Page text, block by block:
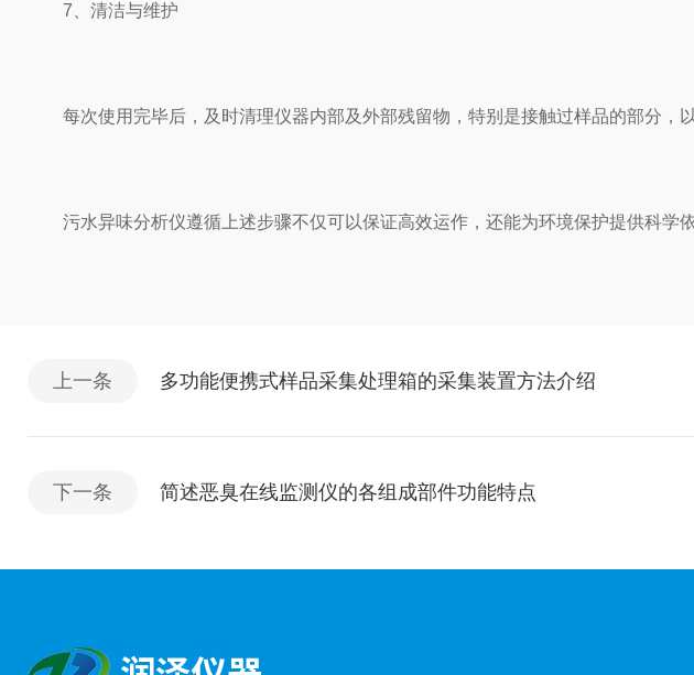
7、清洁与维护
每次使用完毕后，及时清理仪器内部及外部残留物，特别是接触过样品的部分，
污水异味分析仪遵循上述步骤不仅可以保证高效运作，还能为环境保护提供科学
上一条 多功能便携式样品采集处理箱的采集装置方法介绍
下一条 简述恶臭在线监测仪的各组成部件功能特点